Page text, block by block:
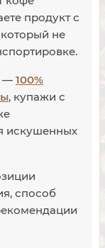
продукт с
не
— 100%
, купажи с
искушенных
способ